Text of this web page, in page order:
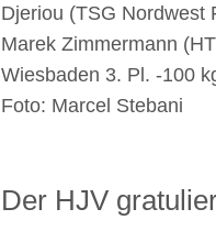
Djeriou (TSG Nordwest
Marek Zimmermann
Wiesbaden 3. Pl. -100
Foto: Marcel Stebani
Der HJV